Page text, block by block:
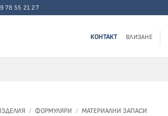
78 55 21 27
КОНТАКТ ВЛИЗАНЕ
/ ФОРМУЛЯРИ / МАТЕРИАЛНИ ЗАПАСИ